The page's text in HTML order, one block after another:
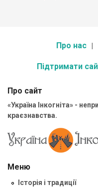
Про нас
Підтримати
Про сайт
«Україна Інкогніта» -
краєзнавства.
Меню
Історія і традиції